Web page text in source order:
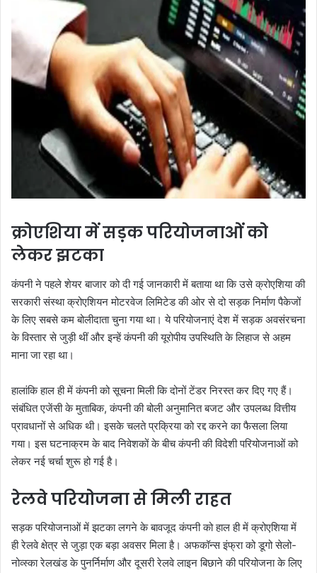
क्रोएशिया में सड़क परियोजनाओं को
लेकर झटका
कंपनी ने पहले शेयर बाजार को दी गई जानकारी में बताया था कि उसे क्रोएशिया की
सरकारी संस्था क्रोएशियन मोटरवेज लिमिटेड की ओर से दो सड़क निर्माण पैकेजों
के लिए सबसे कम बोलीदाता चुना गया था। ये परियोजनाएं देश में सड़क अवसंरचना
के विस्तार से जुड़ी थीं और इन्हें कंपनी की यूरोपीय उपस्थिति के लिहाज से अहम
माना जा रहा था।
हालांकि हाल ही में कंपनी को सूचना मिली कि दोनों टेंडर निरस्त कर दिए गए हैं।
संबंधित एजेंसी के मुताबिक, कंपनी की बोली अनुमानित बजट और उपलब्ध वित्तीय
प्रावधानों से अधिक थी। इसके चलते प्रक्रिया को रद्द करने का फैसला लिया
गया। इस घटनाक्रम के बाद निवेशकों के बीच कंपनी की विदेशी परियोजनाओं को
लेकर नई चर्चा शुरू हो गई है।
रेलवे परियोजना से मिली राहत
सड़क परियोजनाओं में झटका लगने के बावजूद कंपनी को हाल ही में क्रोएशिया में
ही रेलवे क्षेत्र से जुड़ा एक बड़ा अवसर मिला है। अफकॉन्स इंफ्रा को डूगो सेलो-
नोव्स्का रेलखंड के पुनर्निर्माण और दूसरी रेलवे लाइन बिछाने की परियोजना के लिए